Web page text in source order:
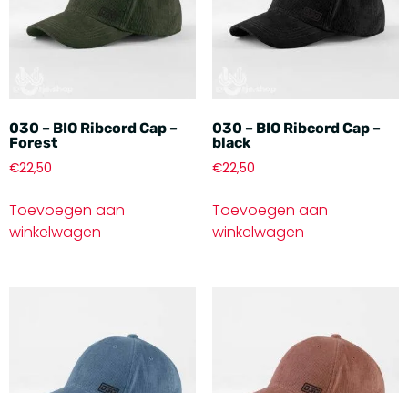
030 – BIO Ribcord Cap –
Forest
€22,50
Toevoegen aan
winkelwagen
030 – BIO Ribcord Cap –
black
€22,50
Toevoegen aan
winkelwagen